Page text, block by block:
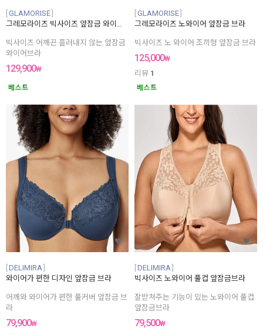
GLAMORISE
빅사이즈 어깨끈 흘러내지 않는 앞잠금
와이어브라
129,900₩
GLAMORISE
그레모라이즈 노와이어 앞잠금 브라
빅사이즈 노 와이어 조끼형 앞잠금 브라
125,000₩
리뷰 1
DELIMIRA
와이어가 편한 디자인 앞잠금 브라
어깨와 와이어가 편한 풀커버 앞잠금 브
라
79,900₩
DELIMIRA
빅사이즈 노와이어 풀컵 앞잠금브라
잘받쳐주는 기능이 있는 노와이어 풀컵
앞잠금브라
79,500₩